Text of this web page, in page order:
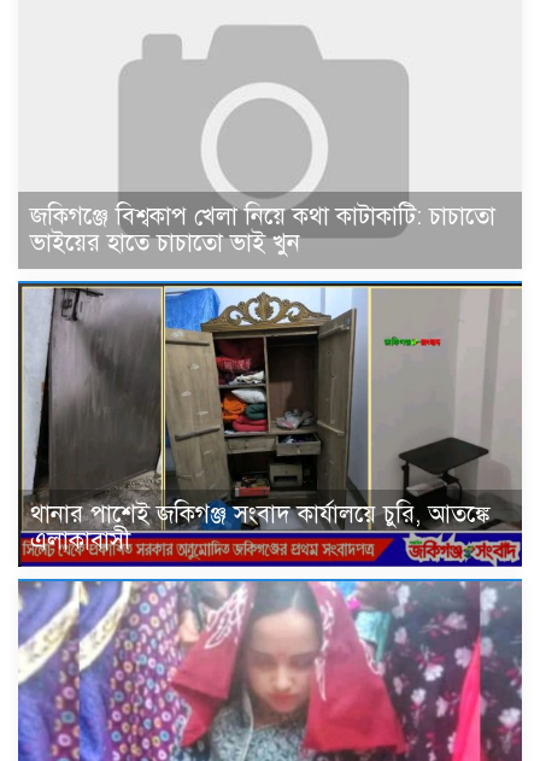
জকিগঞ্জে বিশ্বকাপ খেলা নিয়ে কথা কাটাকাটি: চাচাতো
ভাইয়ের হাতে চাচাতো ভাই খুন
থানার পাশেই জকিগঞ্জ সংবাদ কার্যালয়ে চুরি, আতঙ্কে
এলাকাবাসী